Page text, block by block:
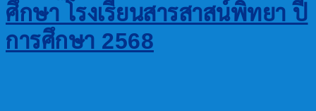
ศึกษา โรงเรียนสารสาสน์พิทยา ปี
การศึกษา 2568